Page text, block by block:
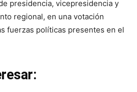
presidencia, vicepresidencia y
regional, en una votación
fuerzas políticas presentes en el